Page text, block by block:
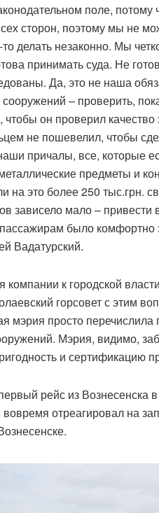
поле, потому
сторон, поэтому мы не
делать незаконно. Мы
принимать суда. Не
Да, это не наша
– проверить,
он проверил
не пошевелил, чтобы
причалы, все, которые
предметы и
на это более 250 тыс.грн.
зависело мало –
было комфортно
Вадатурский.
к городской
горсовет с этим
мэрия просто
Мэрия, видимо,
и сертификацию
рейс из
отреагировал на